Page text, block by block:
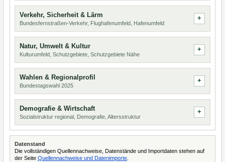
Verkehr, Sicherheit & Lärm
Bundesfernstraßen-Verkehr, Flughafenumfeld, Hafenumfeld
Natur, Umwelt & Kultur
Kulturumfeld, Schutzgebiete, Schutzgebiete Nähe
Wahlen & Regionalprofil
Bundestagswahl 2025
Demografie & Wirtschaft
Sozialstruktur regional, Demografie, Altersstruktur
Datenstand
Die vollständigen Quellennachweise, Datenstände und Importdaten stehen auf
der Seite Quellennachweise und Datenimporte